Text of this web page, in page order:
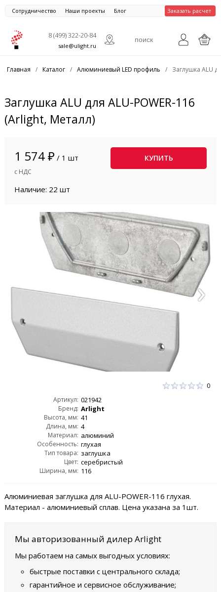
Сотрудничество Наши проекты Блог Заказать расчет
8 (499) 322-20-84
sale@ulight.ru
Главная / Каталог / Алюминиевый LED профиль / Заглушка ALU
Заглушка ALU для ALU-POWER-116
(Arlight, Металл)
1 574 ₽ / 1 шт
с НДС
КУПИТЬ
Наличие: 22 шт
0
Артикул: 021942
Бренд: Arlight
Высота, мм: 41
Длина, мм: 4
Материал: алюминий
Особенность: глухая
Тип товара: заглушка
Цвет: серебристый
Ширина, мм: 116
Алюминиевая заглушка для ALU-POWER-116 глухая.
Материал - алюминиевый сплав. Цена указана за 1шт.
Мы авторизованный дилер Arlight
Мы работаем на самых выгодных условиях:
быстрые поставки с центрального склада;
гарантийное и сервисное обслуживание;